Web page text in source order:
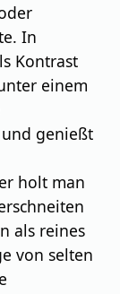
In
Kontrast
einem
genießt
holt man
als reines
von selten